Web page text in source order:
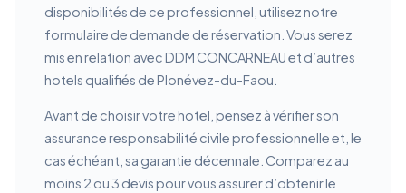
disponibilités de ce professionnel, utilisez notre
formulaire de demande de réservation. Vous serez
mis en relation avec DDM CONCARNEAU et d’autres
hotels qualifiés de Plonévez-du-Faou.
Avant de choisir votre hotel, pensez à vérifier son
assurance responsabilité civile professionnelle et, le
cas échéant, sa garantie décennale. Comparez au
moins 2 ou 3 devis pour vous assurer d’obtenir le